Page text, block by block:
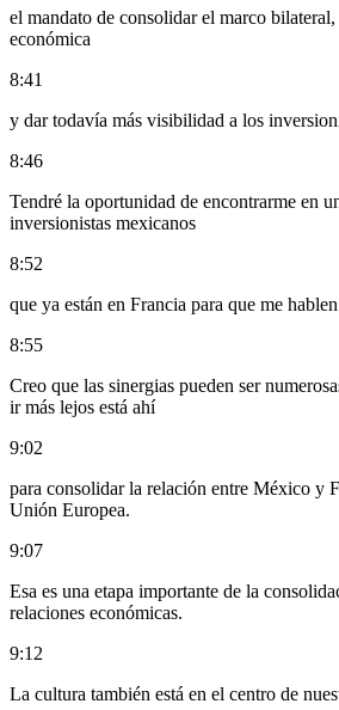
el mandato de consolidar el marco
económica
8:41
y dar todavía más visibilidad a los
8:46
Tendré la oportunidad de encontrarme en
inversionistas mexicanos
8:52
que ya están en Francia para que me
8:55
Creo que las sinergias pueden ser
ir más lejos está ahí
9:02
para consolidar la relación entre México y
Unión Europea.
9:07
Esa es una etapa importante de la
relaciones económicas.
9:12
La cultura también está en el centro de